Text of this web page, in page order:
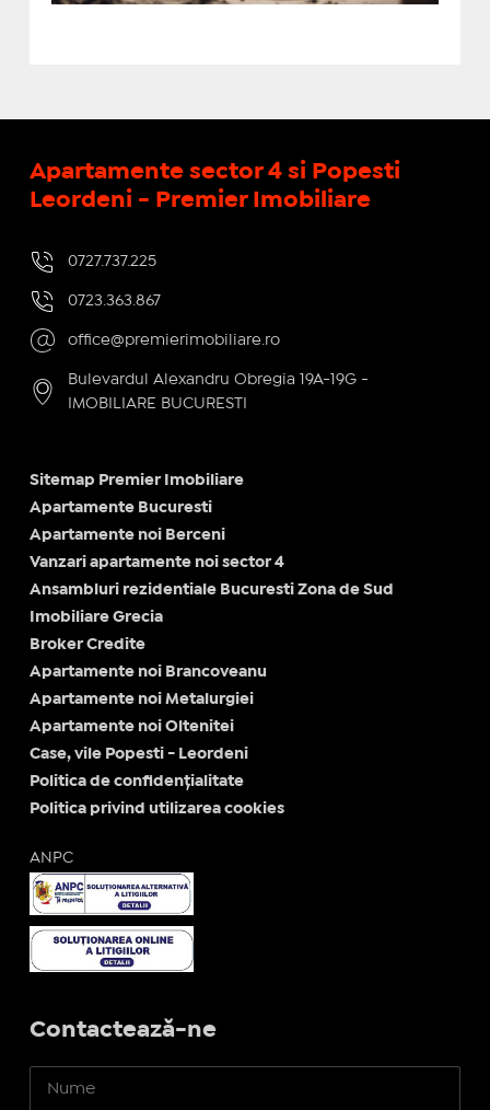
Apartamente sector 4 si Popesti
Leordeni - Premier Imobiliare
0727.737.225
0723.363.867
office@premierimobiliare.ro
Bulevardul Alexandru Obregia 19A-19G -
IMOBILIARE BUCURESTI
Sitemap Premier Imobiliare
Apartamente Bucuresti
Apartamente noi Berceni
Vanzari apartamente noi sector 4
Ansambluri rezidentiale Bucuresti Zona de Sud
Imobiliare Grecia
Broker Credite
Apartamente noi Brancoveanu
Apartamente noi Metalurgiei
Apartamente noi Oltenitei
Case, vile Popesti - Leordeni
Politica de confidențialitate
Politica privind utilizarea cookies
ANPC
Contactează-ne